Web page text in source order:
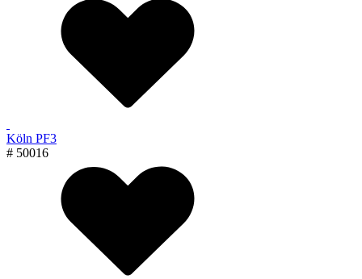
Köln PF3
# 50016